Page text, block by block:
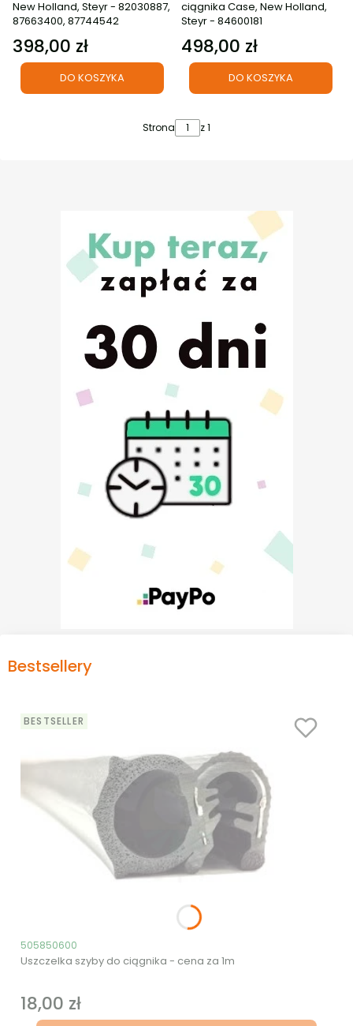
New Holland, Steyr - 82030887,
87663400, 87744542
Cena
398,00 zł
DO KOSZYKA
ciągnika Case, New Holland,
Steyr - 84600181
Cena
498,00 zł
DO KOSZYKA
Strona z 1
Bestsellery
BESTSELLER
Kod produktu
505850600
Uszczelka szyby do ciągnika - cena za 1m
Cena
18,00 zł